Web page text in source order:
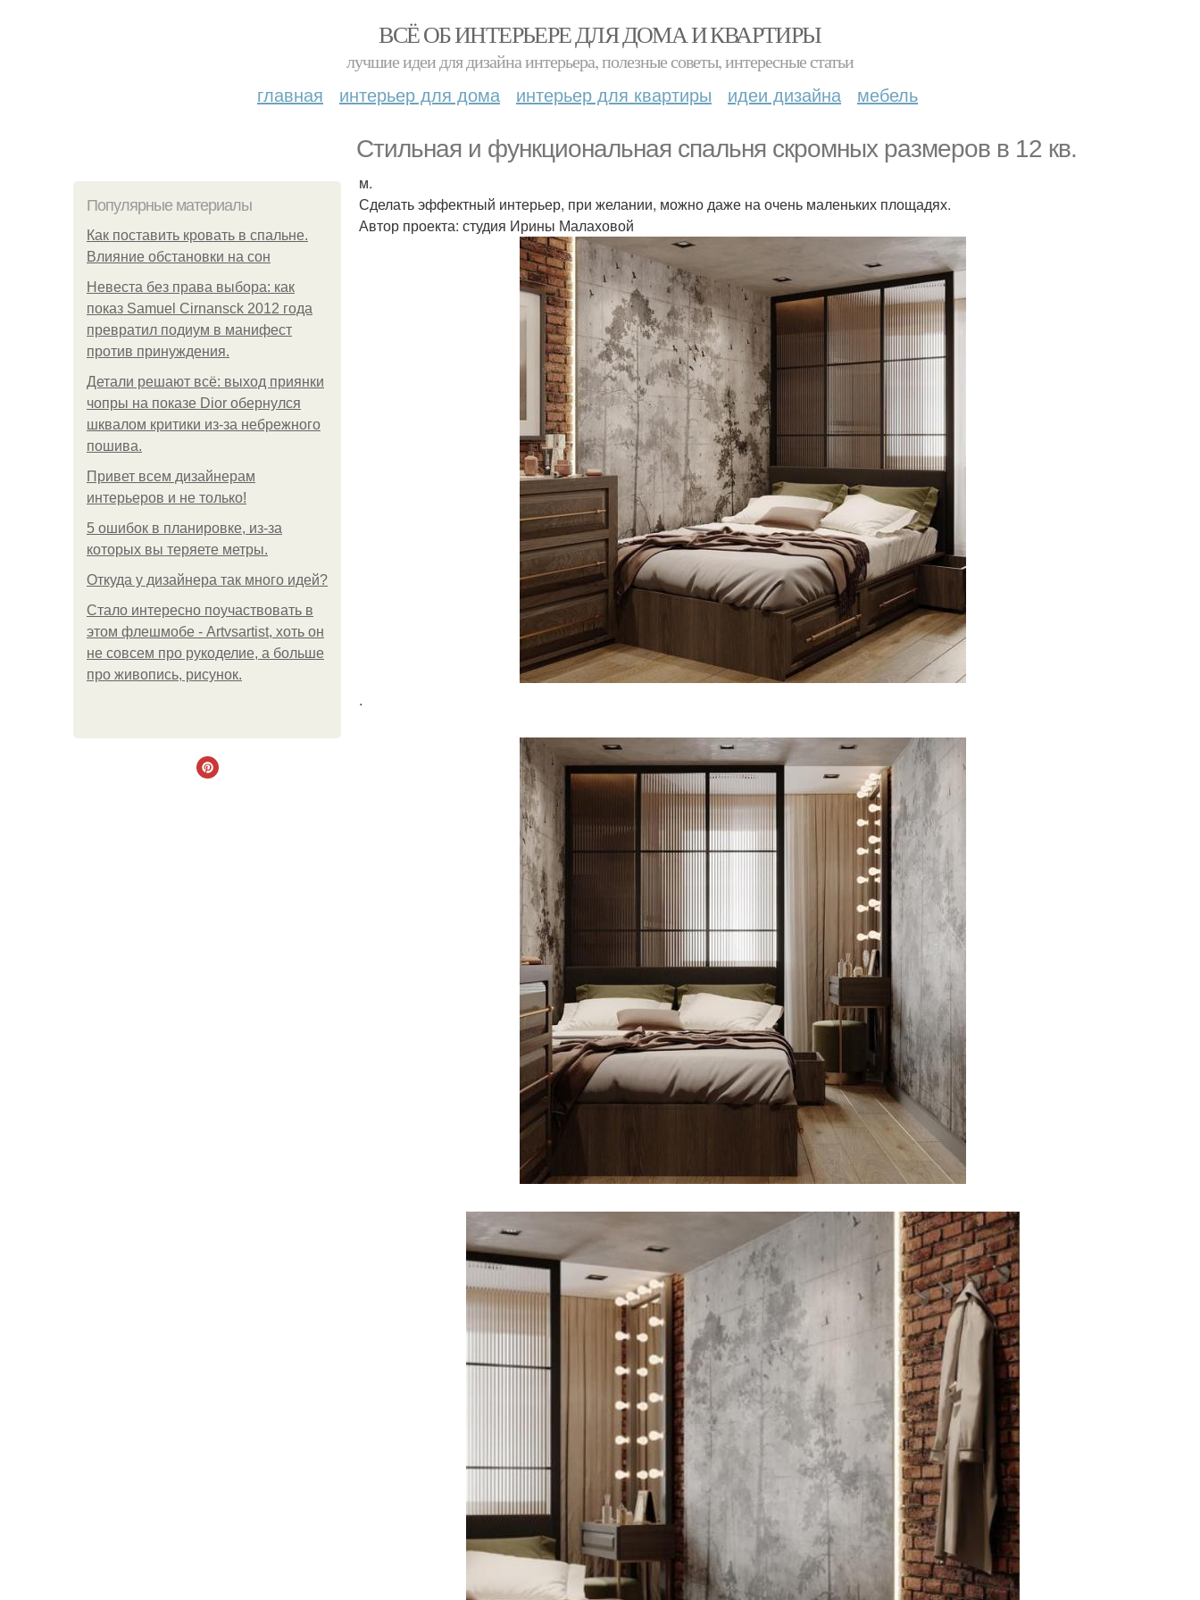
ВСЁ ОБ ИНТЕРЬЕРЕ ДЛЯ ДОМА И КВАРТИРЫ
лучшие идеи для дизайна интерьера, полезные советы, интересные статьи
главная интерьер для дома интерьер для квартиры идеи дизайна мебель
Стильная и функциональная спальня скромных размеров в 12 кв.
Популярные материалы
Как поставить кровать в спальне.
Влияние обстановки на сон
Невеста без права выбора: как
показ Samuel Cirnansck 2012 года
превратил подиум в манифест
против принуждения.
Детали решают всё: выход приянки
чопры на показе Dior обернулся
шквалом критики из-за небрежного
пошива.
Привет всем дизайнерам
интерьеров и не только!
5 ошибок в планировке, из-за
которых вы теряете метры.
Откуда у дизайнера так много идей?
Стало интересно поучаствовать в
этом флешмобе - Artvsartist, хоть он
не совсем про рукоделие, а больше
про живопись, рисунок.
м.
Сделать эффектный интерьер, при желании, можно даже на очень маленьких площадях.
Автор проекта: студия Ирины Малаховой
.